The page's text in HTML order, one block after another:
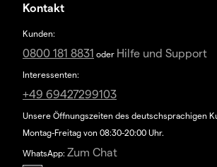
Kontakt
Kunden:
0800 181 8831 oder Hilfe und Support
Interessenten:
+49 69427299103
Unsere Öffnungszeiten des deutschsprachigen
Montag-Freitag von 08:30-20:00 Uhr.
WhatsApp: Zum Chat